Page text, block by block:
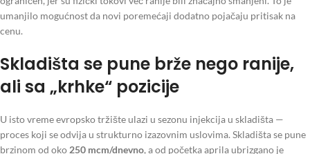
umanjilo mogućnost da novi poremećaji dodatno pojačaju pritisak na
cenu.
Skladišta se pune brže nego ranije,
ali sa „krhke“ pozicije
U isto vreme evropsko tržište ulazi u sezonu injekcija u skladišta —
proces koji se odvija u strukturno izazovnim uslovima. Skladišta se pune
brzinom od oko 250 mcm/dnevno, a od početka aprila ubrizgano je